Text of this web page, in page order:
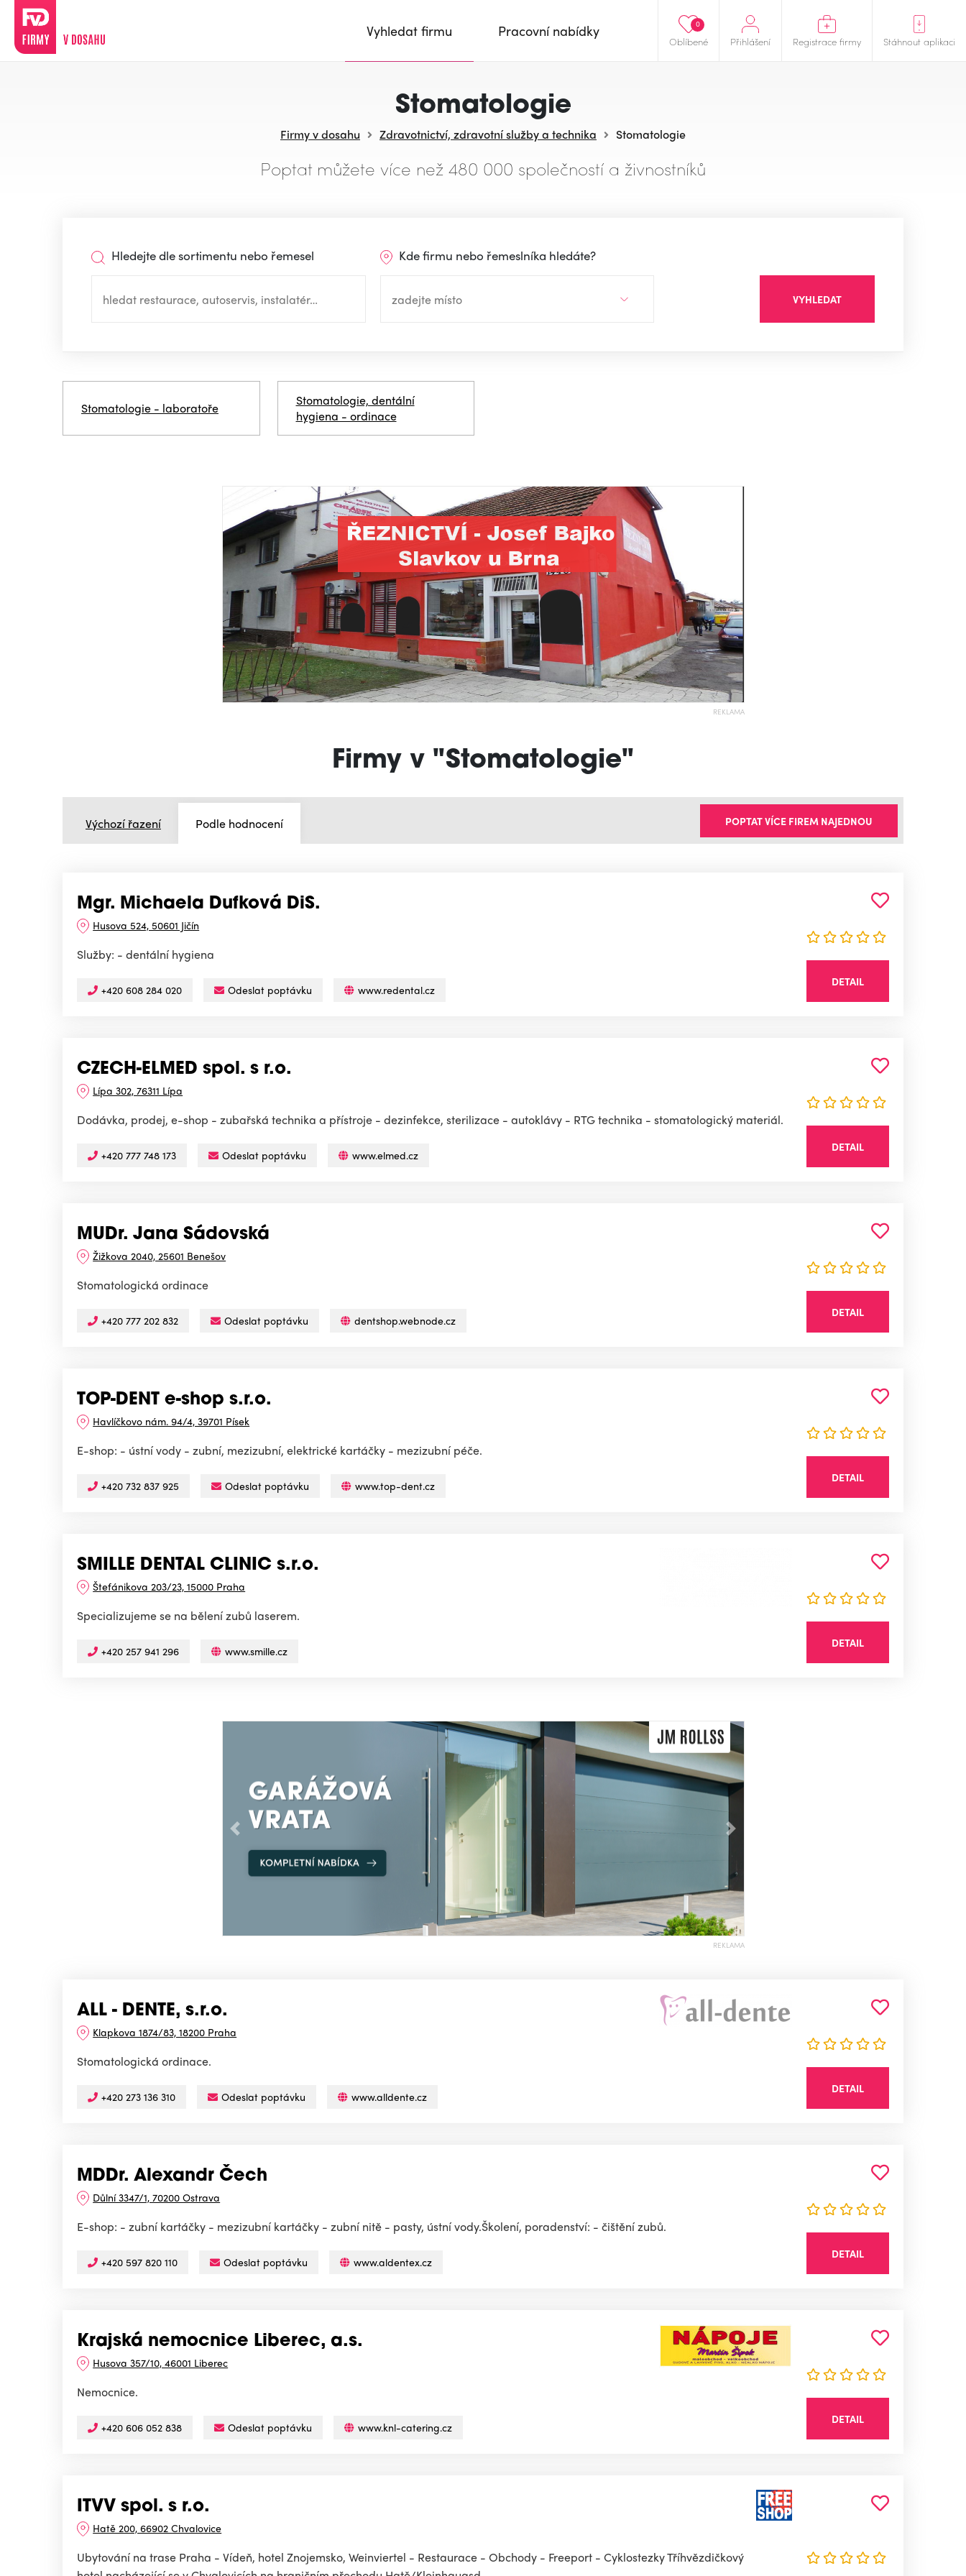
Oblíbené
0
Přihlášení Registrace firmy Stáhnout aplikaci
Vyhledat firmu Pracovní nabídky
Stomatologie
Firmy v dosahu Zdravotnictví, zdravotní služby a technika Stomatologie
Poptat můžete více než 480 000 společností a živnostníků
Hledejte dle sortimentu nebo řemesel Kde firmu nebo řemeslníka hledáte?
VYHLEDAT
Stomatologie - laboratoře
Stomatologie, dentální
hygiena - ordinace
REKLAMA
Firmy v "Stomatologie"
Výchozí řazení Podle hodnocení POPTAT VÍCE FIREM NAJEDNOU
Mgr. Michaela Dufková DiS.
Husova 524, 50601 Jičín
Služby: - dentální hygiena
+420 608 284 020 Odeslat poptávku www.redental.cz
DETAIL
CZECH-ELMED spol. s r.o.
Lípa 302, 76311 Lípa
Dodávka, prodej, e-shop - zubařská technika a přístroje - dezinfekce, sterilizace - autoklávy - RTG technika - stomatologický materiál.
+420 777 748 173 Odeslat poptávku www.elmed.cz
DETAIL
MUDr. Jana Sádovská
Žižkova 2040, 25601 Benešov
Stomatologická ordinace
+420 777 202 832 Odeslat poptávku dentshop.webnode.cz
DETAIL
TOP-DENT e-shop s.r.o.
Havlíčkovo nám. 94/4, 39701 Písek
E-shop: - ústní vody - zubní, mezizubní, elektrické kartáčky - mezizubní péče.
+420 732 837 925 Odeslat poptávku www.top-dent.cz
DETAIL
SMILLE DENTAL CLINIC s.r.o.
Štefánikova 203/23, 15000 Praha
Specializujeme se na bělení zubů laserem.
+420 257 941 296 www.smille.cz
DETAIL
Předchozí Následující
REKLAMA
ALL - DENTE, s.r.o.
Klapkova 1874/83, 18200 Praha
Stomatologická ordinace.
+420 273 136 310 Odeslat poptávku www.alldente.cz
DETAIL
MDDr. Alexandr Čech
Důlní 3347/1, 70200 Ostrava
E-shop: - zubní kartáčky - mezizubní kartáčky - zubní nitě - pasty, ústní vody.Školení, poradenství: - čištění zubů.
+420 597 820 110 Odeslat poptávku www.aldentex.cz
DETAIL
Krajská nemocnice Liberec, a.s.
Husova 357/10, 46001 Liberec
Nemocnice.
+420 606 052 838 Odeslat poptávku www.knl-catering.cz
DETAIL
ITVV spol. s r.o.
Hatě 200, 66902 Chvalovice
Ubytování na trase Praha - Vídeň, hotel Znojemsko, Weinviertel - Restaurace - Obchody - Freeport - Cyklostezky Tříhvězdičkový